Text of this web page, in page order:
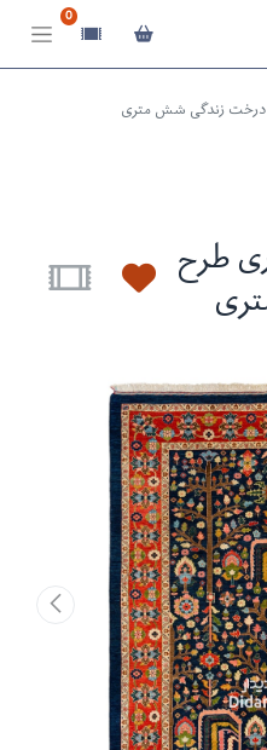
0
زندگی شش متری
طرح